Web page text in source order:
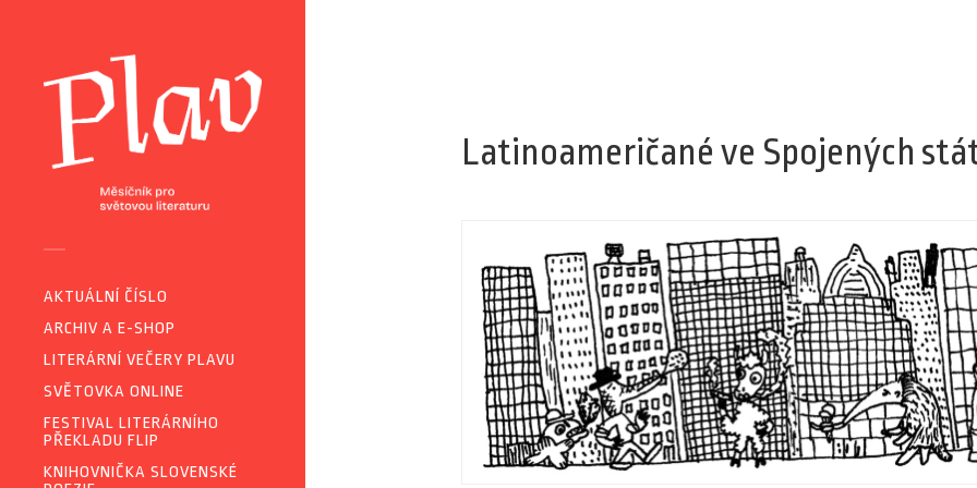
AKTUÁLNÍ ČÍSLO
ARCHIV A E-SHOP
LITERÁRNÍ VEČERY PLAVU
SVĚTOVKA ONLINE
FESTIVAL LITERÁRNÍHO
PŘEKLADU FLIP
KNIHOVNIČKA SLOVENSKÉ
Latinoameričané ve Spojených